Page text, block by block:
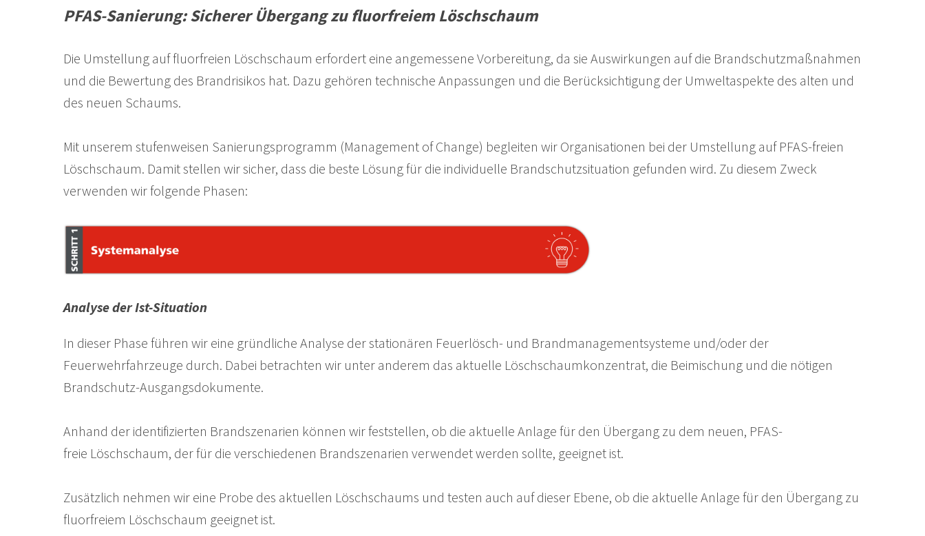
PFAS-Sanierung: Sicherer Übergang zu fluorfreiem Löschschaum
Die Umstellung auf fluorfreien Löschschaum erfordert eine angemessene Vorbereitung, da sie Auswirkungen auf die Brandschutzmaßnahmen
und die Bewertung des Brandrisikos hat. Dazu gehören technische Anpassungen und die Berücksichtigung der Umweltaspekte des alten und
des neuen Schaums.
Mit unserem stufenweisen Sanierungsprogramm (Management of Change) begleiten wir Organisationen bei der Umstellung auf PFAS-freien
Löschschaum. Damit stellen wir sicher, dass die beste Lösung für die individuelle Brandschutzsituation gefunden wird. Zu diesem Zweck
verwenden wir folgende Phasen:
Analyse der Ist-Situation
In dieser Phase führen wir eine gründliche Analyse der stationären Feuerlösch- und Brandmanagementsysteme und/oder der
Feuerwehrfahrzeuge durch. Dabei betrachten wir unter anderem das aktuelle Löschschaumkonzentrat, die Beimischung und die nötigen
Brandschutz-Ausgangsdokumente.
Anhand der identifizierten Brandszenarien können wir feststellen, ob die aktuelle Anlage für den Übergang zu dem neuen, PFAS-
freie Löschschaum, der für die verschiedenen Brandszenarien verwendet werden sollte, geeignet ist.
Zusätzlich nehmen wir eine Probe des aktuellen Löschschaums und testen auch auf dieser Ebene, ob die aktuelle Anlage für den Übergang zu
fluorfreiem Löschschaum geeignet ist.